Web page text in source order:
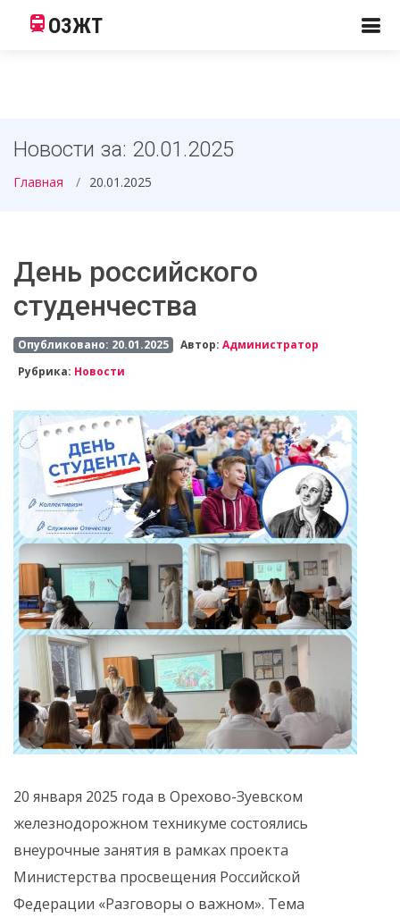
ОЗЖТ
Новости за: 20.01.2025
Главная 20.01.2025
День российского
студенчества
Опубликовано: 20.01.2025 Автор:Администратор
Рубрика: Новости
20 января 2025 года в Орехово-Зуевском
железнодорожном техникуме состоялись
внеурочные занятия в рамках проекта
Министерства просвещения Российской
Федерации «Разговоры о важном». Тема